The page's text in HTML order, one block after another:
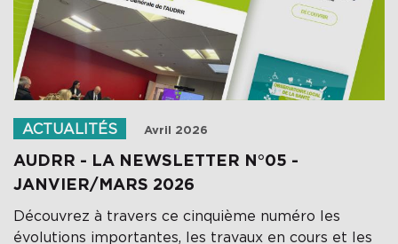
ACTUALITÉS Avril 2026
AUDRR - LA NEWSLETTER N°05 -
JANVIER/MARS 2026
Découvrez à travers ce cinquième numéro les
évolutions importantes, les travaux en cours et les